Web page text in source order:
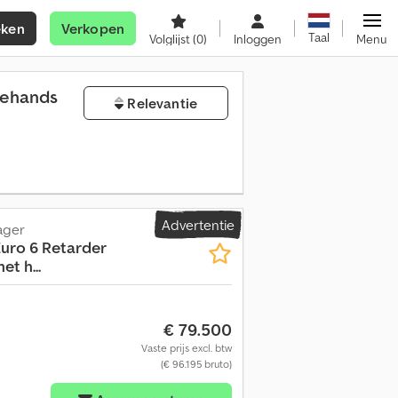
Verkopen
Volglijst(0) Inloggen Taal Menu
Relevantie
Advertentie
6 Retarder
h...
€ 79.500
Vaste prijs excl. btw
(€ 96.195 bruto)